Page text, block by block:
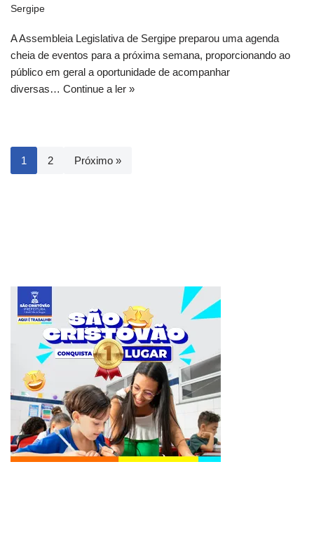
Sergipe
A Assembleia Legislativa de Sergipe preparou uma agenda
cheia de eventos para a próxima semana, proporcionando ao
público em geral a oportunidade de acompanhar
diversas… Continue a ler »
1 2 Próximo »